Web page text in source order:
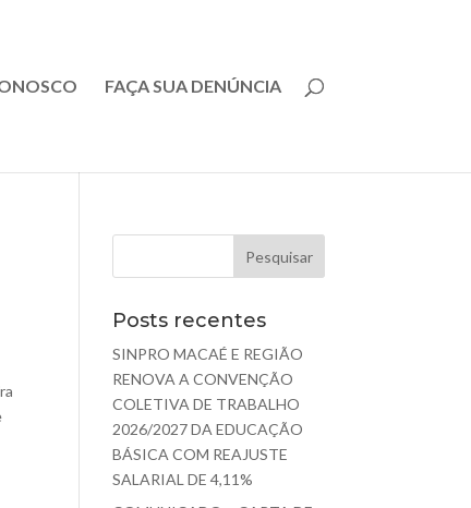
FAÇA SUA DENÚNCIA
Posts recentes
SINPRO MACAÉ E REGIÃO
RENOVA A CONVENÇÃO
COLETIVA DE TRABALHO
2026/2027 DA EDUCAÇÃO
BÁSICA COM REAJUSTE
SALARIAL DE 4,11%